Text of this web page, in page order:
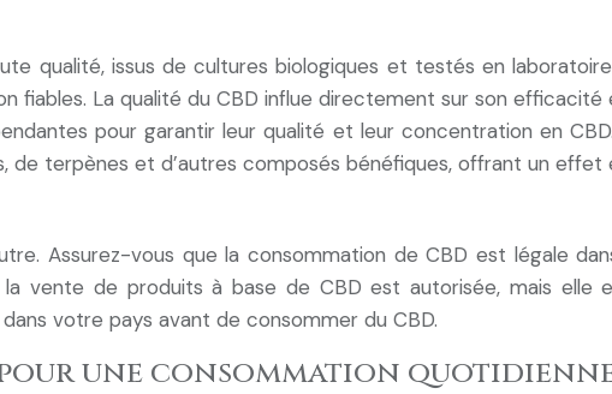
qualité, issus de cultures biologiques et testés en
fiables. La qualité du CBD influe directement sur son
pour garantir leur qualité et leur concentration en
terpènes et d’autres composés bénéfiques, offrant un effet
Assurez-vous que la consommation de CBD est légale
la vente de produits à base de CBD est autorisée, mais elle
votre pays avant de consommer du CBD.
une consommation quotidienne